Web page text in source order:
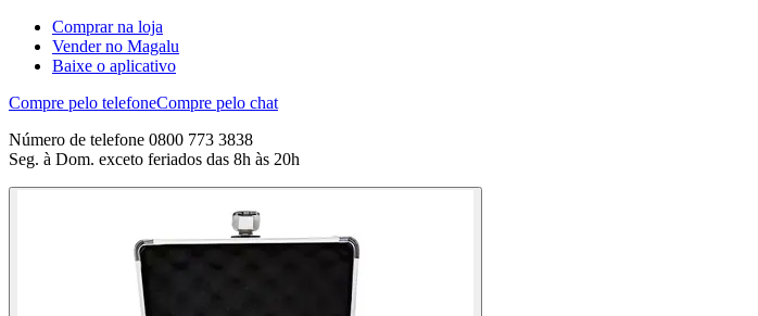
Comprar na loja
Vender no Magalu
Baixe o aplicativo
Compre pelo telefoneCompre pelo chat
Número de telefone 0800 773 3838
Seg. à Dom. exceto feriados das 8h às 20h